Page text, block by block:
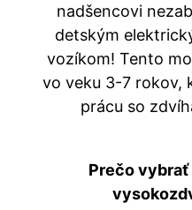
nadšencovi
detským
vozíkom! Tento
vo veku 3-7 rokov,
prácu so
Prečo